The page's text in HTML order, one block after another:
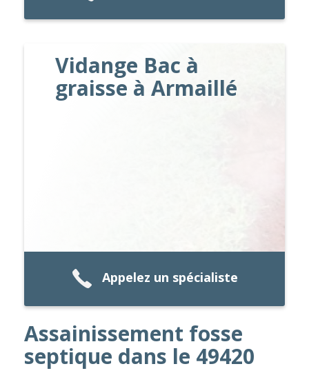
Vidange Bac à
graisse à Armaillé
Appelez un spécialiste
Assainissement fosse
septique dans le 49420